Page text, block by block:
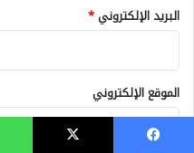
البريد الإلكتروني*
الموقع الإلكتروني